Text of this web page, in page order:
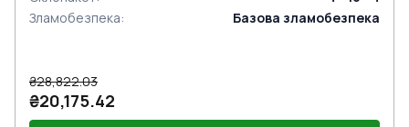
Зламобезпека: Базова зламобезпека
₴28,822.03
₴20,175.42